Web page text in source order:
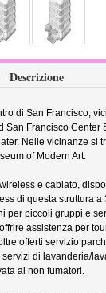
Descrizione
di San Francisco,
San Francisco Center
Nelle vicinanze si
of Modern Art.
e cablato,
di questa struttura a
per piccoli gruppi e
assistenza per
offerti servizio
di lavanderia/
ai non fumatori.